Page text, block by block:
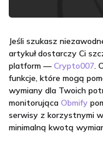
Jeśli szukasz
artykuł dostarczy Ci
platform —Crypto007.
funkcje, które mogą
wymiany dla Twoich
monitorująca Obmify
serwisy z korzystnymi
minimalną kwotą